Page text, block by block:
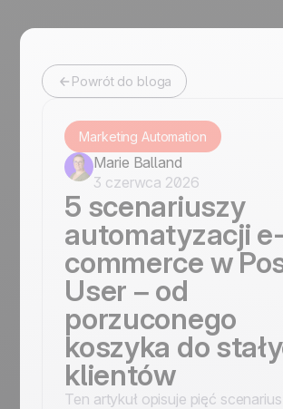
Powrót do bloga
Marketing Automation
Marie Balland
3 czerwca 2026
5 scenariuszy
automatyzacji e-
commerce w
User – od
porzuconego
koszyka do
klientów
Ten artykuł opisuje pięć